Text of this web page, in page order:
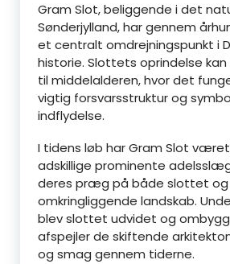
Gram Slot, beliggende i det
Sønderjylland, har gennem
et centralt omdrejningspunkt i
historie. Slottets oprindelse
til middelalderen, hvor det
vigtig forsvarsstruktur og
indflydelse.
I tidens løb har Gram Slot
adskillige prominente
deres præg på både slottet
omkringliggende landskab.
blev slottet udvidet og
afspejler de skiftende
og smag gennem tiderne.